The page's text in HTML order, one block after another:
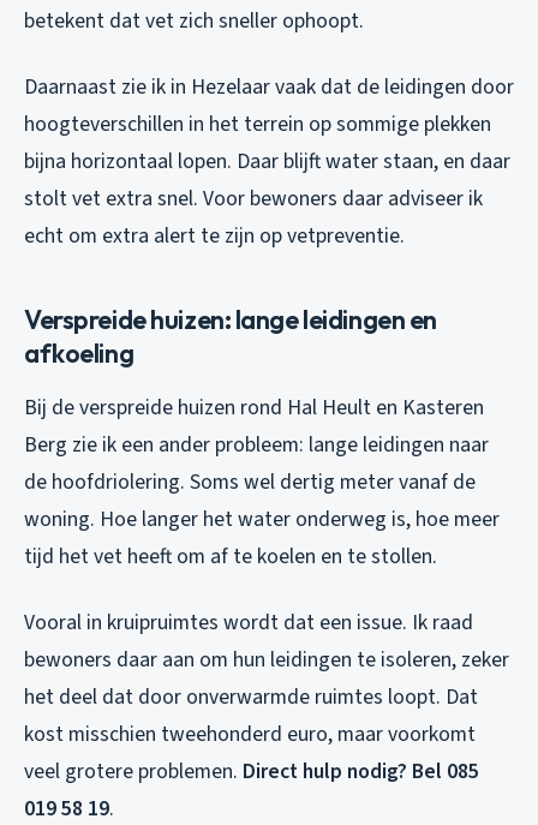
betekent dat vet zich sneller ophoopt.
Daarnaast zie ik in Hezelaar vaak dat de leidingen door
hoogteverschillen in het terrein op sommige plekken
bijna horizontaal lopen. Daar blijft water staan, en daar
stolt vet extra snel. Voor bewoners daar adviseer ik
echt om extra alert te zijn op vetpreventie.
Verspreide huizen: lange leidingen en
afkoeling
Bij de verspreide huizen rond Hal Heult en Kasteren
Berg zie ik een ander probleem: lange leidingen naar
de hoofdriolering. Soms wel dertig meter vanaf de
woning. Hoe langer het water onderweg is, hoe meer
tijd het vet heeft om af te koelen en te stollen.
Vooral in kruipruimtes wordt dat een issue. Ik raad
bewoners daar aan om hun leidingen te isoleren, zeker
het deel dat door onverwarmde ruimtes loopt. Dat
kost misschien tweehonderd euro, maar voorkomt
veel grotere problemen. Direct hulp nodig? Bel 085
019 58 19.